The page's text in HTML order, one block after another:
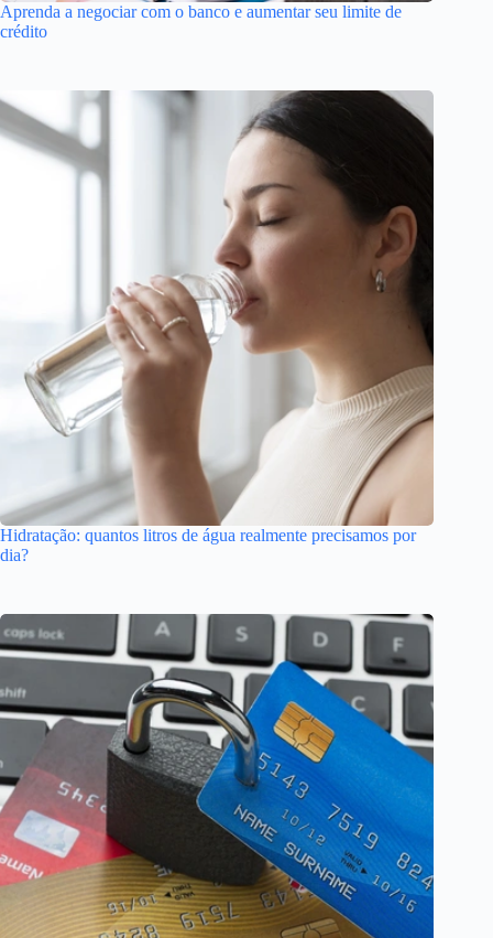
Aprenda a negociar com o banco e aumentar seu limite de
crédito
Hidratação: quantos litros de água realmente precisamos por
dia?